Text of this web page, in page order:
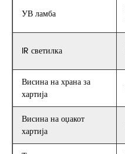
УВ ламба
IR светилка
Висина на храна за
хартија
Висина на оџакот
хартија